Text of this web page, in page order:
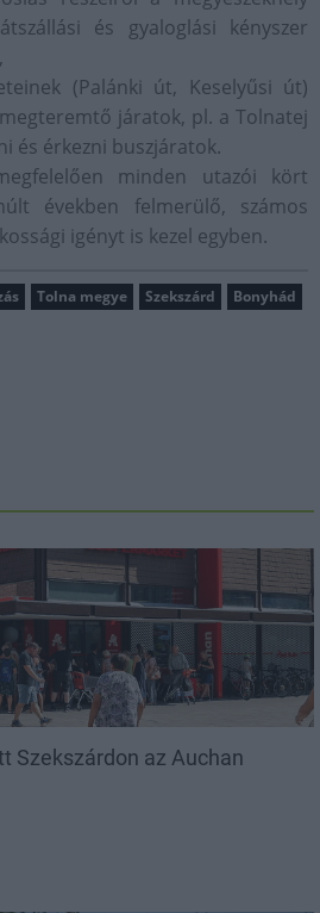
és gyaloglási kényszer
(Palánki út, Keselyűsi út)
járatok, pl. a Tolnatej
és érkezni buszjáratok.
minden utazói kört
években felmerülő, számos
igényt is kezel egyben.
Tolna megye Szekszárd
Bonyhád
Szekszárdon az Auchan